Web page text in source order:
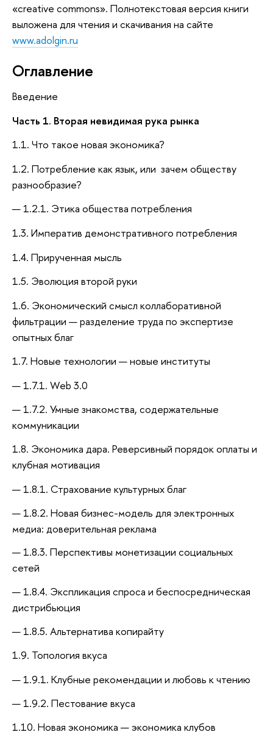
«creative commons». Полнотекстовая версия книги
выложена для чтения и скачивания на сайте
www.adolgin.ru
Оглавление
Введение
Часть 1. Вторая невидимая рука рынка
1.1. Что такое новая экономика?
1.2. Потребление как язык, или зачем обществу
разнообразие?
1.2.1. Этика общества потребления
1.3. Императив демонстративного потребления
1.4. Прирученная мысль
1.5. Эволюция второй руки
1.6. Экономический смысл коллаборативной
фильтрации — разделение труда по экспертизе
опытных благ
1.7. Новые технологии — новые институты
1.7.1. Web 3.0
1.7.2. Умные знакомства, содержательные
коммуникации
1.8. Экономика дара. Реверсивный порядок оплаты и
клубная мотивация
1.8.1. Страхование культурных благ
1.8.2. Новая бизнес-модель для электронных
медиа: доверительная реклама
1.8.3. Перспективы монетизации социальных
сетей
1.8.4. Экспликация спроса и беспосредническая
дистрибьюция
1.8.5. Альтернатива копирайту
1.9. Топология вкуса
1.9.1. Клубные рекомендации и любовь к чтению
1.9.2. Пестование вкуса
1.10. Новая экономика — экономика клубов